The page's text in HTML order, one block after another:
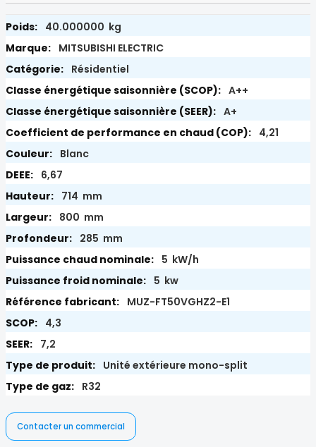
40.000000 kg
MITSUBISHI ELECTRIC
Résidentiel
A++
A+
4,21
Blanc
6,67
714 mm
800 mm
285 mm
5 kW/h
5 kw
MUZ-FT50VGHZ2-E1
4,3
7,2
Unité extérieure mono-split
R32
Contacter un commercial